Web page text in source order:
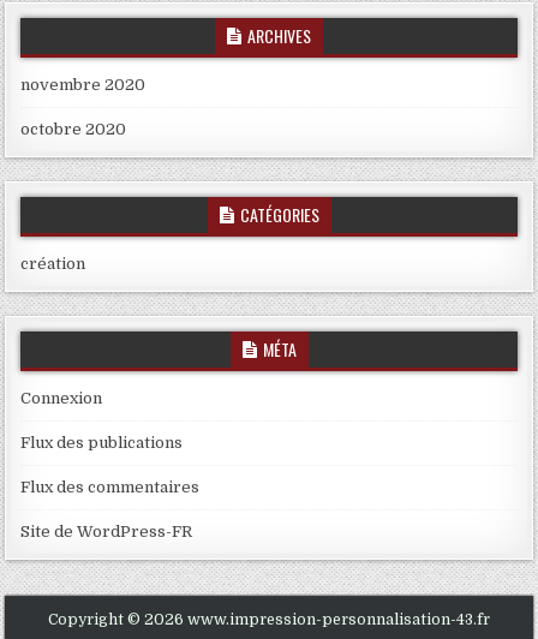
ARCHIVES
novembre 2020
octobre 2020
CATÉGORIES
création
MÉTA
Connexion
Flux des publications
Flux des commentaires
Site de WordPress-FR
Copyright © 2026 www.impression-personnalisation-43.fr